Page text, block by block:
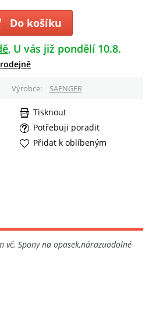
Do košíku
U vás již pondělí 10.8.
Výrobce SAENGER
Potřebuji poradit
Tisknout
Přidat k oblíbeným
vč. Spony na opasek,nárazuodolné